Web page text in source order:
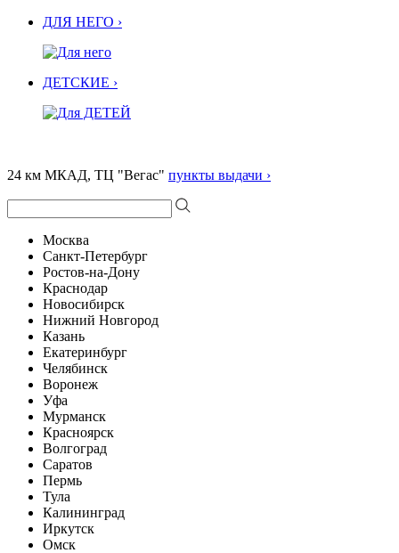
ДЛЯ НЕГО ›
ДЕТСКИЕ ›
24 км МКАД, ТЦ "Вегас" пункты выдачи ›
Москва
Санкт-Петербург
Ростов-на-Дону
Краснодар
Новосибирск
Нижний Новгород
Казань
Екатеринбург
Челябинск
Воронеж
Уфа
Мурманск
Красноярск
Волгоград
Саратов
Пермь
Тула
Калининград
Иркутск
Омск